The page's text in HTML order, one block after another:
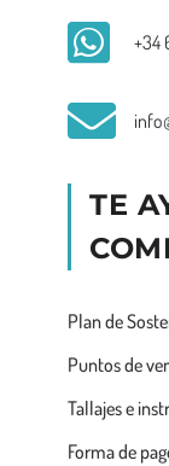
TE
Plan de
Puntos de
Tallajes e
Forma de
+34